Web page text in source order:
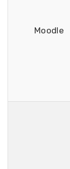
Moodle